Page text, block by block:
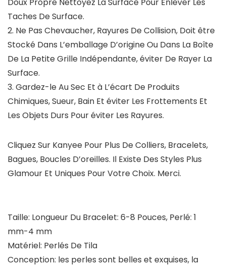
Doux Propre Nettoyez La Surface Pour Enlever Les
Taches De Surface.
2. Ne Pas Chevaucher, Rayures De Collision, Doit être
Stocké Dans L’emballage D’origine Ou Dans La Boîte
De La Petite Grille Indépendante, éviter De Rayer La
Surface.
3. Gardez-le Au Sec Et à L’écart De Produits
Chimiques, Sueur, Bain Et éviter Les Frottements Et
Les Objets Durs Pour éviter Les Rayures.
Cliquez Sur Kanyee Pour Plus De Colliers, Bracelets,
Bagues, Boucles D’oreilles. Il Existe Des Styles Plus
Glamour Et Uniques Pour Votre Choix. Merci.
Taille: Longueur Du Bracelet: 6-8 Pouces, Perlé: 1
mm-4 mm
Matériel: Perlés De Tila
Conception: les perles sont belles et exquises, la